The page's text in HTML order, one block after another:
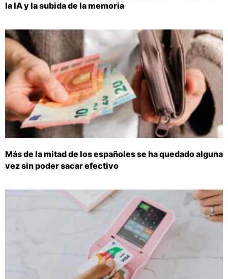
la IA y la subida de la memoria
Más de la mitad de los españoles se ha quedado alguna
vez sin poder sacar efectivo